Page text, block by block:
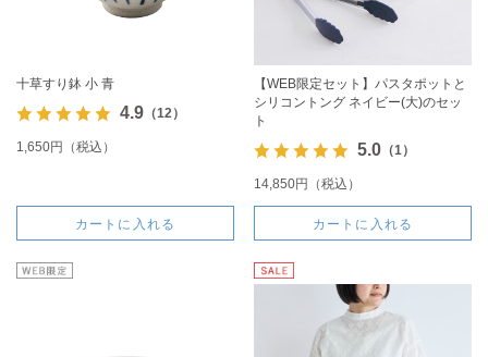
十草すり鉢 小 青
4.9（12）
1,650円（税込）
カートに入れる
【WEB限定セット】パスタポットと
シリコントング ネイビー(大)のセッ
ト
5.0（1）
14,850円（税込）
カートに入れる